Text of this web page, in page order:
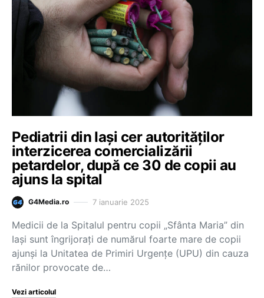
Pediatrii din Iași cer autorităților
interzicerea comercializării
petardelor, după ce 30 de copii au
ajuns la spital
G4Media.ro 7 ianuarie 2025
Medicii de la Spitalul pentru copii „Sfânta Maria” din
Iaşi sunt îngrijoraţi de numărul foarte mare de copii
ajunşi la Unitatea de Primiri Urgenţe (UPU) din cauza
rănilor provocate de…
Vezi articolul